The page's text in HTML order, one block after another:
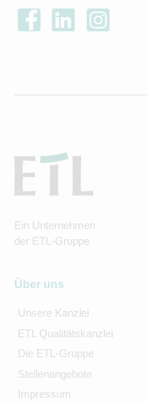
Ein Unternehmen
der ETL-Gruppe
Über uns
Unsere Kanzlei
ETL Qualitätskanzlei
Die ETL-Gruppe
Stellenangebote
Impressum